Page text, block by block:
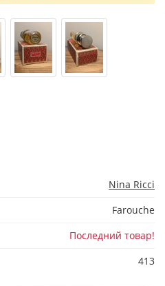
Nina Ricci
Farouche
Последний товар!
413